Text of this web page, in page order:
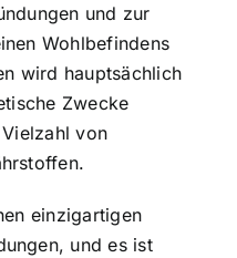
und zur
Wohlbefindens
wird hauptsächlich
Zwecke
von
einzigartigen
und es ist